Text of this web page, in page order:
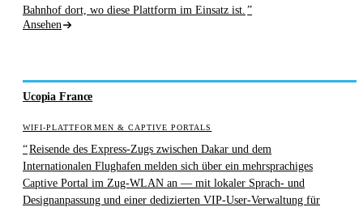
Bahnhof dort, wo diese Plattform im Einsatz ist.
Ansehen
Ucopia France
WIFI-PLATTFORMEN & CAPTIVE PORTALS
Reisende des Express-Zugs zwischen Dakar und dem
Internationalen Flughafen melden sich über ein mehrsprachiges
Captive Portal im Zug-WLAN an — mit lokaler Sprach- und
Designanpassung und einer dedizierten VIP-User-Verwaltung für